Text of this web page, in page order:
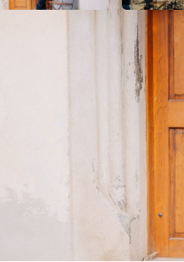
Krug stojí
hry Zrádci. V
jak hra dopadne,
moci zase volně
naštvaná na
popsal, jak u něj